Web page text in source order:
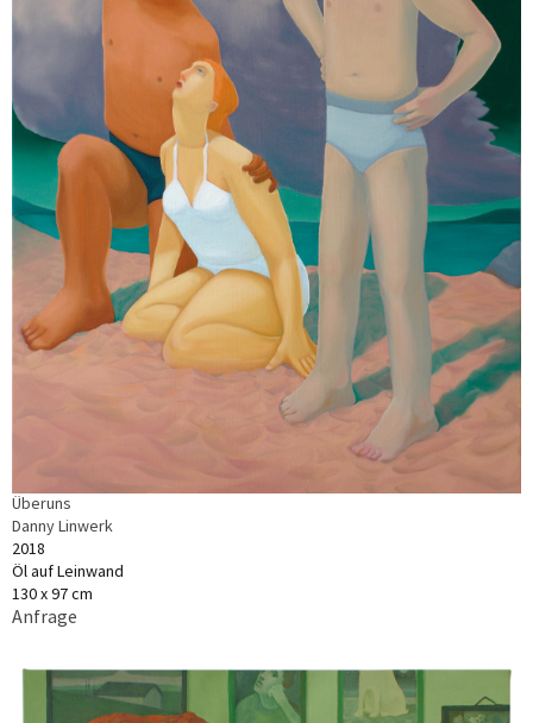
Überuns
Danny Linwerk
2018
Öl auf Leinwand
130 x 97 cm
Anfrage